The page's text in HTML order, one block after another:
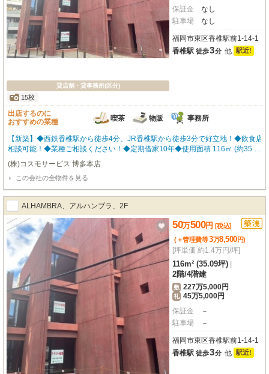
貸店舗・貸事務所(区分)
15枚
保証金
なし
駐車場
なし
福岡市東区香椎駅前1-14-1
香椎駅 徒歩3分 他 駅近!
出店するのに
おすすめの業種
喫茶 物販 事務所
【新築】◆西鉄香椎駅から徒歩4分、JR香椎駅から徒歩3分で好立地！◆飲食店
相談可能！◆業種ご相談ください！◆定期借家10年◆使用面積 116㎡ (約35.09
坪) ※間取り・写真は現況優先となります。 福岡の物件全てご紹介出来ま
す！！何でもご相談下さい♪ 内覧をご希望の方はお気軽にお申し付けくださ
い！
(株)コスモサービス 博多本店
この会社の全物件を見る
ALHAMBRA、アルハンブラ、2F
50万500円 [税込]
(＋管理費等3万8,500円)
[坪単価 約1.4万円/坪]
116m² (35.09坪)
2階/4階建
敷 227万5,000円
礼 45万5,000円
保証金
－
駐車場
－
福岡市東区香椎駅前1-14-1
香椎駅 徒歩3分 他 駅近!